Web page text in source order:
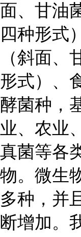
面、甘油
四种形式
（斜面、
形式）、
酵菌种，
业、农业
真菌等各
物。微生
多种，并
断增加。